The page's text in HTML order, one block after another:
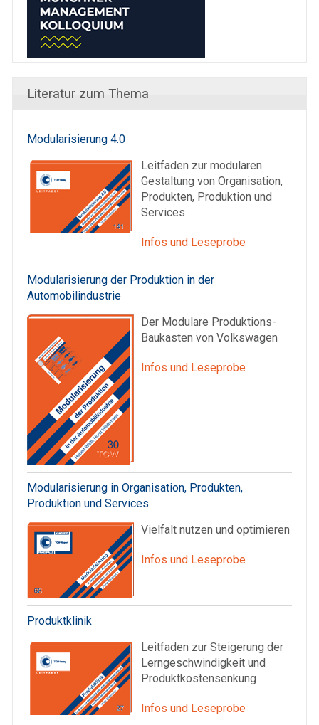
Literatur zum Thema
Modularisierung 4.0
Leitfaden zur modularen
Gestaltung von Organisation,
Produkten, Produktion und
Services
Infos und Leseprobe
Modularisierung der Produktion in der
Automobilindustrie
Der Modulare Produktions-
Baukasten von Volkswagen
Infos und Leseprobe
Modularisierung in Organisation, Produkten,
Produktion und Services
Vielfalt nutzen und optimieren
Infos und Leseprobe
Produktklinik
Leitfaden zur Steigerung der
Lerngeschwindigkeit und
Produktkostensenkung
Infos und Leseprobe